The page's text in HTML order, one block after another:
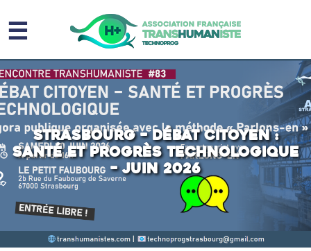
☰
Homme augmenté
Question sociale
Risques
L’association
Strasbourg – Débat citoyen :
Santé et progrès technologique
– Juin 2026